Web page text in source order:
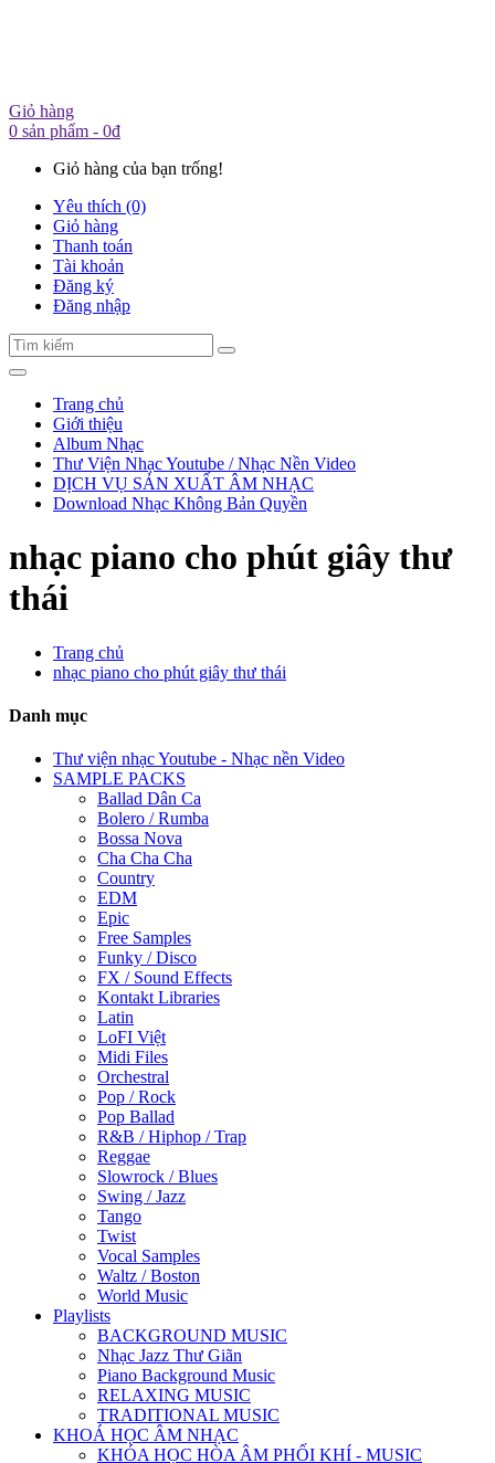
Giỏ hàng
0 sản phẩm - 0đ
Giỏ hàng của bạn trống!
Yêu thích (0)
Giỏ hàng
Thanh toán
Tài khoản
Đăng ký
Đăng nhập
Trang chủ
Giới thiệu
Album Nhạc
Thư Viện Nhạc Youtube / Nhạc Nền Video
DỊCH VỤ SẢN XUẤT ÂM NHẠC
Download Nhạc Không Bản Quyền
nhạc piano cho phút giây thư
thái
Trang chủ
nhạc piano cho phút giây thư thái
Danh mục
Thư viện nhạc Youtube - Nhạc nền Video
SAMPLE PACKS
Ballad Dân Ca
Bolero / Rumba
Bossa Nova
Cha Cha Cha
Country
EDM
Epic
Free Samples
Funky / Disco
FX / Sound Effects
Kontakt Libraries
Latin
LoFI Việt
Midi Files
Orchestral
Pop / Rock
Pop Ballad
R&B / Hiphop / Trap
Reggae
Slowrock / Blues
Swing / Jazz
Tango
Twist
Vocal Samples
Waltz / Boston
World Music
Playlists
BACKGROUND MUSIC
Nhạc Jazz Thư Giãn
Piano Background Music
RELAXING MUSIC
TRADITIONAL MUSIC
KHOÁ HỌC ÂM NHẠC
KHÓA HỌC HÒA ÂM PHỐI KHÍ - MUSIC